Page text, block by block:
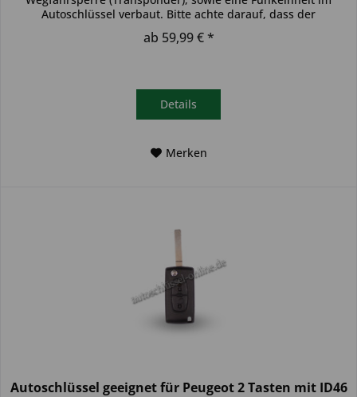
Autoschlüssel verbaut. Bitte achte darauf, dass der
Autoschlüssel deinem...
ab 59,99 € *
Details
Merken
Autoschlüssel geeignet für Peugeot 2 Tasten mit ID46